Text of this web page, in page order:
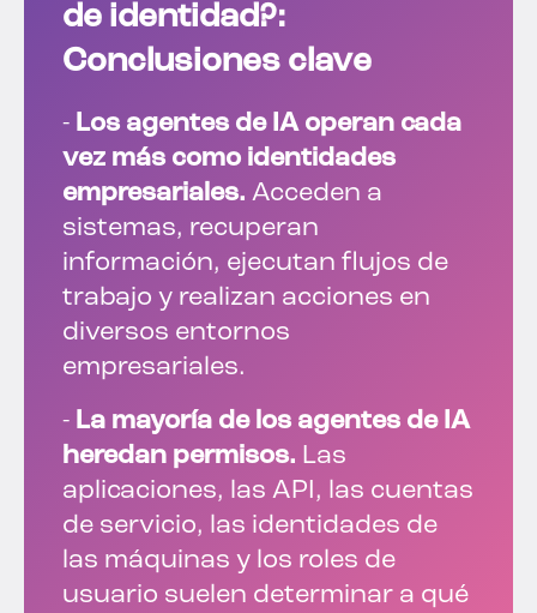
de identidad?:
Conclusiones clave
- Los agentes de IA operan cada
vez más como identidades
empresariales. Acceden a
sistemas, recuperan
información, ejecutan flujos de
trabajo y realizan acciones en
diversos entornos
empresariales.
- La mayoría de los agentes de IA
heredan permisos. Las
aplicaciones, las API, las cuentas
de servicio, las identidades de
las máquinas y los roles de
usuario suelen determinar a qué